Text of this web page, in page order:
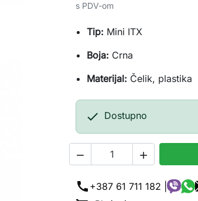
s PDV-om
Tip: Mini ITX
Boja: Crna
Materijal: Čelik, plastika
 Dostupno
 
call +387 61 711 182 |